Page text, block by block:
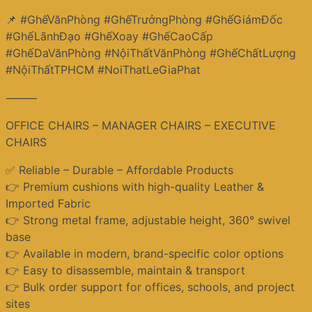
📌 #GhếVănPhòng #GhếTrưởngPhòng #GhếGiámĐốc
#GhếLãnhĐạo #GhếXoay #GhếCaoCấp
#GhếDaVănPhòng #NộiThấtVănPhòng #GhếChấtLượng
#NộiThấtTPHCM #NoiThatLeGiaPhat
⸻
OFFICE CHAIRS – MANAGER CHAIRS – EXECUTIVE
CHAIRS
✅ Reliable – Durable – Affordable Products
👉 Premium cushions with high-quality Leather &
Imported Fabric
👉 Strong metal frame, adjustable height, 360° swivel
base
👉 Available in modern, brand-specific color options
👉 Easy to disassemble, maintain & transport
👉 Bulk order support for offices, schools, and project
sites